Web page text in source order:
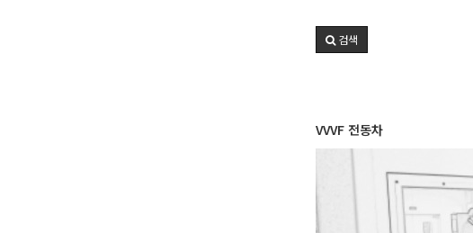
검색
VVVF 전동차